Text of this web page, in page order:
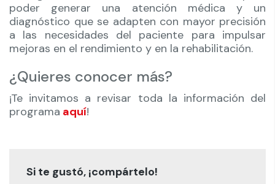
poder generar una atención médica y un
diagnóstico que se adapten con mayor precisión
a las necesidades del paciente para impulsar
mejoras en el rendimiento y en la rehabilitación.
¿Quieres conocer más?
¡Te invitamos a revisar toda la información del
programa aquí!
Si te gustó, ¡compártelo!